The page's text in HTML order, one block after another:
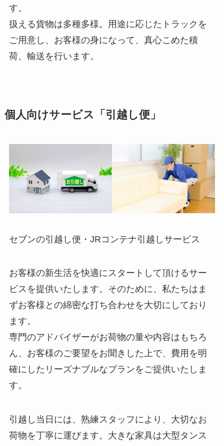
す。
扱える貨物は多種多様。用途に応じたトラックを
ご用意し、お客様の身になって、真心こめた積
荷、輸送を行います。
個人向けサービス「引越し便」
セブンの引越し便・JRコンテナ引越しサービス
お客様の新生活を快適にスタートして頂けるサー
ビスを提供いたします。そのために、私たちはま
ずお客様との綿密な打ち合わせを大切にしており
ます。
専門のアドバイザーがお荷物の量や内容はもちろ
ん、お客様のご要望をお聞きした上で、費用を明
確にしたリーズナブルなプランをご提供いたしま
す。
引越し当日には、熟練スタッフにより、大切なお
荷物を丁寧に運びます。大きな家具は大型タンス